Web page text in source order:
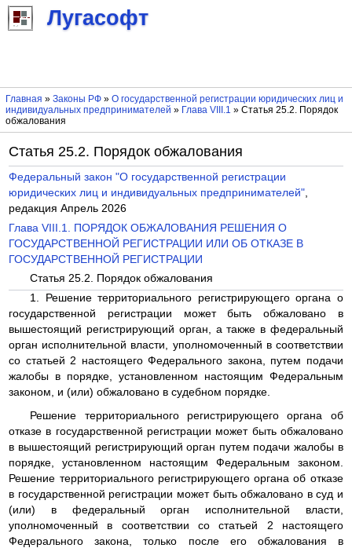
Лугасофт
Главная » Законы РФ» О государственной регистрации юридических лиц и
индивидуальных предпринимателей » Глава VIII.1 » Статья 25.2. Порядок
обжалования
Статья 25.2. Порядок обжалования
Федеральный закон "О государственной регистрации
юридических лиц и индивидуальных предпринимателей",
редакция Апрель 2026
Глава VIII.1. ПОРЯДОК ОБЖАЛОВАНИЯ РЕШЕНИЯ О
ГОСУДАРСТВЕННОЙ РЕГИСТРАЦИИ ИЛИ ОБ ОТКАЗЕ В
ГОСУДАРСТВЕННОЙ РЕГИСТРАЦИИ
Статья 25.2. Порядок обжалования
1. Решение территориального регистрирующего органа о
государственной регистрации может быть обжаловано в
вышестоящий регистрирующий орган, а также в федеральный
орган исполнительной власти, уполномоченный в соответствии
со статьей 2 настоящего Федерального закона, путем подачи
жалобы в порядке, установленном настоящим Федеральным
законом, и (или) обжаловано в судебном порядке.
Решение территориального регистрирующего органа об
отказе в государственной регистрации может быть обжаловано
в вышестоящий регистрирующий орган путем подачи жалобы в
порядке, установленном настоящим Федеральным законом.
Решение территориального регистрирующего органа об отказе
в государственной регистрации может быть обжаловано в суд и
(или) в федеральный орган исполнительной власти,
уполномоченный в соответствии со статьей 2 настоящего
Федерального закона, только после его обжалования в